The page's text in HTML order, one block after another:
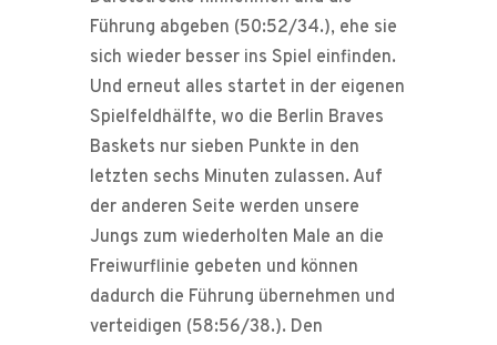
Führung abgeben (50:52/34.), ehe sie
sich wieder besser ins Spiel einfinden.
Und erneut alles startet in der eigenen
Spielfeldhälfte, wo die Berlin Braves
Baskets nur sieben Punkte in den
letzten sechs Minuten zulassen. Auf
der anderen Seite werden unsere
Jungs zum wiederholten Male an die
Freiwurflinie gebeten und können
dadurch die Führung übernehmen und
verteidigen (58:56/38.). Den